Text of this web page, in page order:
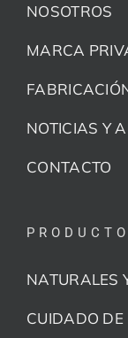
NOSOTROS
MARCA
NOTICIAS Y
CONTACTO
NATURALES
CUIDADO